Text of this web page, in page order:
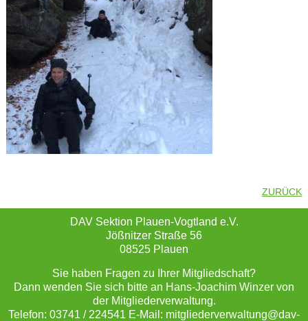
ZURÜCK
DAV Sektion Plauen-Vogtland e.V.
Jößnitzer Straße 56
08525 Plauen
Sie haben Fragen zu Ihrer Mitgliedschaft?
Dann wenden Sie sich bitte an Hans-Joachim Winzer von
der Mitgliederverwaltung.
Telefon: 03741 / 224541 E-Mail: mitgliederverwaltung@dav-